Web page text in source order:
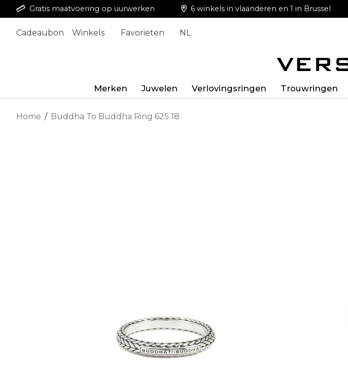
Gratis maatvoering op uurwerken 6 winkels in vlaanderen en 1 in Brussel
Cadeaubon Winkels Favorieten NL
Merken Juwelen Verlovingsringen Trouwringen
Home / Buddha To Buddha Ring 625 18